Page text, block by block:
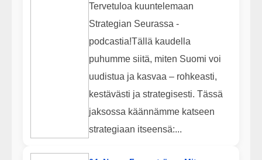
Tervetuloa kuuntelemaan
Strategian Seurassa -
podcastia!Tällä kaudella
puhumme siitä, miten Suomi voi
uudistua ja kasvaa – rohkeasti,
kestävästi ja strategisesti. Tässä
jaksossa käännämme katseen
strategiaan itseensä:...